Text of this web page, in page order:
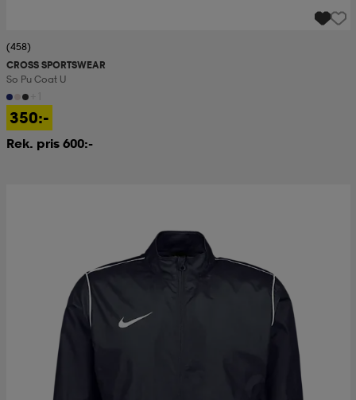
(458)
CROSS SPORTSWEAR
So Pu Coat U
350:-
Rek. pris 600:-